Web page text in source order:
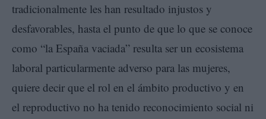
tradicionalmente les han resultado injustos y
desfavorables, hasta el punto de que lo que se conoce
como “la España vaciada” resulta ser un ecosistema
laboral particularmente adverso para las mujeres,
quiere decir que el rol en el ámbito productivo y en
el reproductivo no ha tenido reconocimiento social ni